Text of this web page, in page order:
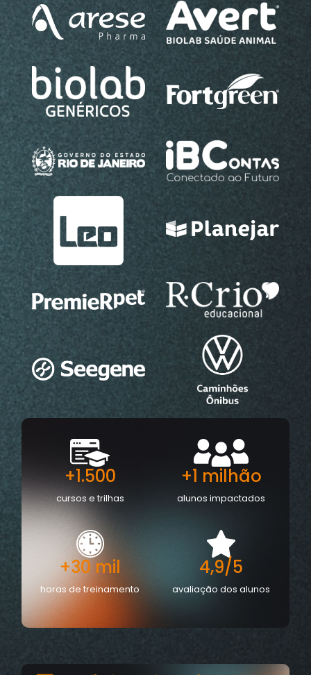
+1.500
cursos e trilhas
+1 milhão
alunos impactados
+30 mil
horas de treinamento
4,9/5
avaliação dos alunos